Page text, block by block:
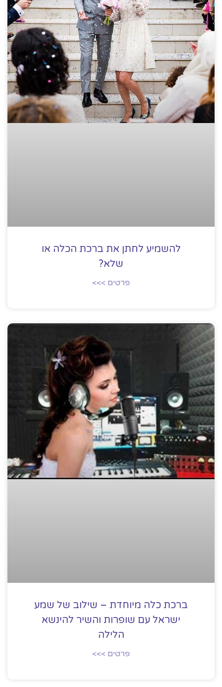
להשמיע לחתן את ברכת הכלה או
שלא?
פרטים >>>
ברכת כלה מיוחדת – שילוב של שמע
ישראל עם שופרות והשיר להינשא
הלילה
פרטים >>>